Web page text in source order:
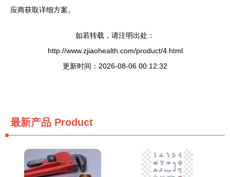
应商获取详细方案。
如若转载，请注明出处：
http://www.zjiaohealth.com/product/4.html
更新时间：2026-08-06 00:12:32
最新产品 Product